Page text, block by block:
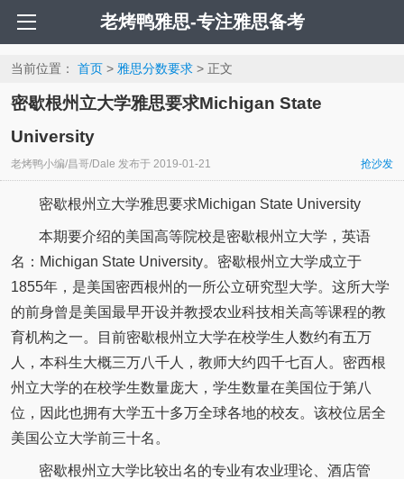
老烤鸭雅思-专注雅思备考
当前位置： 首页> 雅思分数要求> 正文
密歇根州立大学雅思要求Michigan State
University
老烤鸭小编/昌哥/Dale 发布于 2019-01-21 抢沙发
密歇根州立大学雅思要求Michigan State University
本期要介绍的美国高等院校是密歇根州立大学，英语
名：Michigan State University。密歇根州立大学成立于
1855年，是美国密西根州的一所公立研究型大学。这所大学
的前身曾是美国最早开设并教授农业科技相关高等课程的教
育机构之一。目前密歇根州立大学在校学生人数约有五万
人，本科生大概三万八千人，教师大约四千七百人。密西根
州立大学的在校学生数量庞大，学生数量在美国位于第八
位，因此也拥有大学五十多万全球各地的校友。该校位居全
美国公立大学前三十名。
密歇根州立大学比较出名的专业有农业理论、酒店管